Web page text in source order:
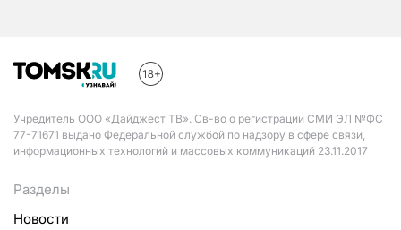
Учредитель ООО «Дайджест ТВ». Св-во о регистрации СМИ ЭЛ №ФС
77-71671 выдано Федеральной службой по надзору в сфере связи,
информационных технологий и массовых коммуникаций 23.11.2017
Разделы
Новости